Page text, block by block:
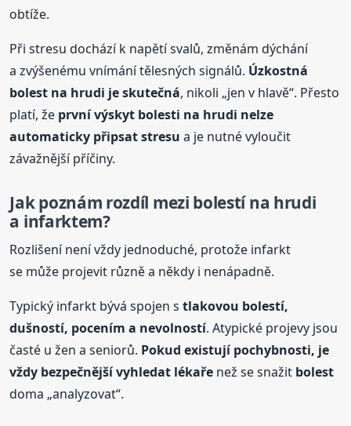
obtíže.
Při stresu dochází k napětí svalů, změnám dýchání
a zvýšenému vnímání tělesných signálů. Úzkostná
bolest na hrudi je skutečná, nikoli „jen v hlavě“. Přesto
platí, že první výskyt bolesti na hrudi nelze
automaticky připsat stresu a je nutné vyloučit
závažnější příčiny.
Jak poznám rozdíl mezi bolestína hrudi
a infarktem?
Rozlišení není vždy jednoduché, protože infarkt
se může projevit různě a někdy i nenápadně.
Typický infarkt bývá spojen stlakovou bolestí,
dušností, pocením a nevolností. Atypické projevy jsou
časté u žen a seniorů. Pokud existují pochybnosti, je
vždy bezpečnější vyhledat lékaře než se snažit bolest
doma „analyzovat“.